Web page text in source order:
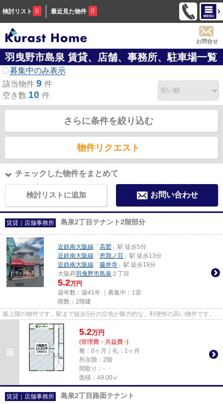
検討リスト 0 最近見た物件 0
お問合せ
羽曳野市島泉 賃貸、店舗、事務所、駐車場一覧
募集中のみ表示
該当物件 9 件
空き数 10 件
さらに条件を絞り込む
物件リクエスト
チェックした物件をまとめて
検討リストに追加 お問い合わせ
賃貸｜店舗事務所 島泉2丁目テナント2階部分
近鉄南大阪線 「 高鷲 」駅 徒歩5分
近鉄南大阪線 「 恵我ノ荘 」駅 徒歩13分
近鉄南大阪線 「 藤井寺 」駅 徒歩18分
大阪府羽曳野市島泉 ２丁目
5.2万円
築年数：築41年 ｜募集中： 1室
階数：2階建
最上階の物件です。駅まで徒歩5分の立地が魅力的な、利便性の高い物件です。
5.2万円
(管理費・共益費 -)
敷：0ヶ月｜礼：1ヶ月
所在階：2階
間取り：-
面積：49.00㎡
賃貸｜店舗事務所 島泉2丁目路面テナント